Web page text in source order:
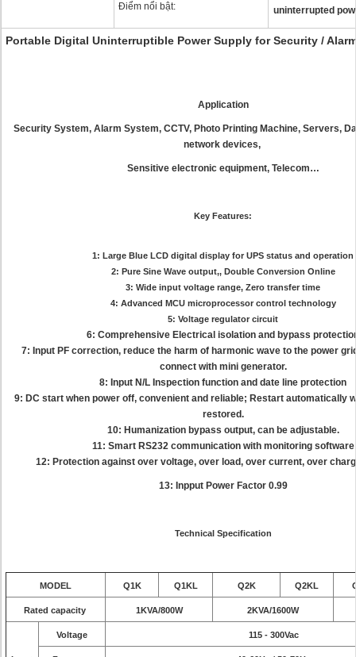
Điểm nổi bật: uninterrupted
Portable Digital Uninterruptible Power Supply for Security /
Application
Security System, Alarm System, CCTV, Photo Printing Machine, Servers,
network devices,
Sensitive electronic equipment, Telecom…
Key Features:
1: Large Blue LCD digital display for UPS status and operation
2: Pure Sine Wave output,, Double Conversion Online
3: Wide input voltage range, Zero transfer time
4: Advanced MCU microprocessor control technology
5: Voltage regulator circuit
6: Comprehensive Electrical isolation and bypass
7: Input PF correction, reduce the harm of harmonic wave to the power
connect with mini generator.
8: Input N/L Inspection function and date line protection
9: DC start when power off, convenient and reliable; Restart automatically
restored.
10: Humanization bypass output, can be adjustable.
11: Smart RS232 communication with monitoring software
12: Protection against over voltage, over load, over current, over
13: Inpput Power Factor 0.99
Technical Specification
MODEL Q1K Q1KL Q2K Q2KL
Rated capacity 1KVA/800W 2KVA/1600W
Voltage 115 - 300Vac